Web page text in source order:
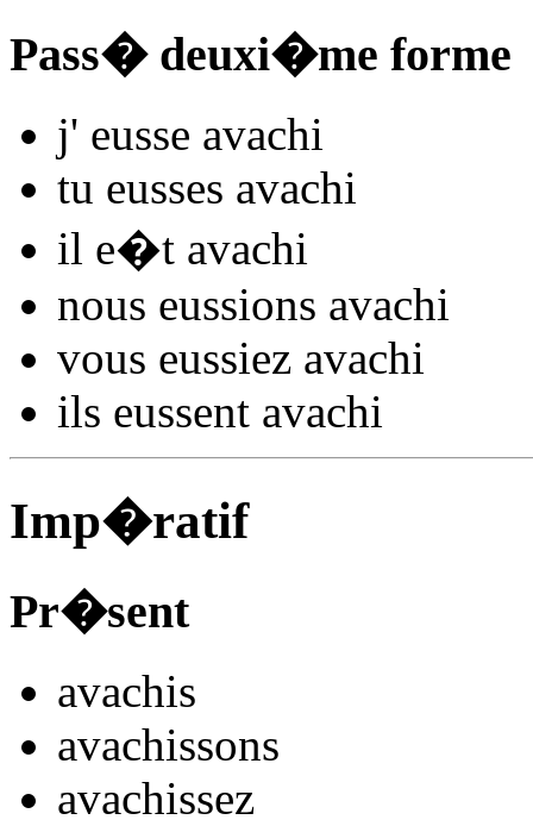
Pass� deuxi�me forme
j' eusse avachi
tu eusses avachi
il e�t avachi
nous eussions avachi
vous eussiez avachi
ils eussent avachi
Imp�ratif
Pr�sent
avachis
avachissons
avachissez